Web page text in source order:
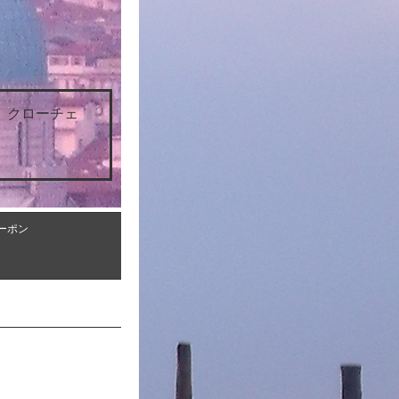
クローチェ
ポン